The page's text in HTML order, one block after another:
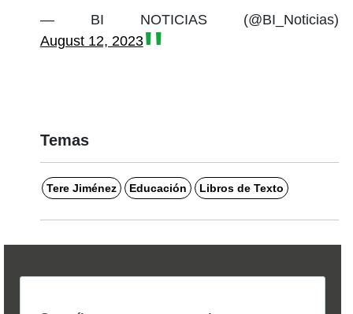
— BI NOTICIAS (@BI_Noticias)
August 12, 2023
Temas
Tere Jiménez Educación Libros de Texto